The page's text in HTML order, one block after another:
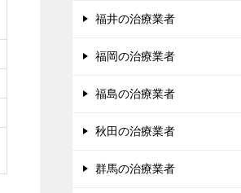
福井の治療業者
福岡の治療業者
福島の治療業者
秋田の治療業者
群馬の治療業者